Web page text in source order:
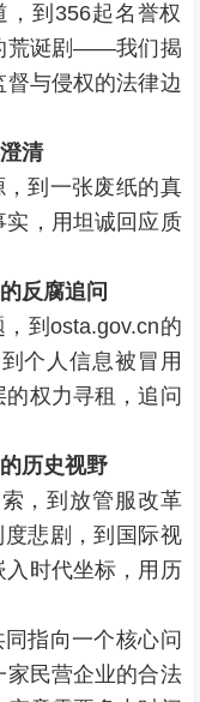
到356起名誉权
荒诞剧——我们揭
与侵权的法律边
清
到一张废纸的真
，用坦诚回应质
反腐追问
到osta.gov.cn的
个人信息被冒用
权力寻租，追问
历史视野
，到放管服改革
度悲剧，到国际视
时代坐标，用历
指向一个核心问
家民营企业的合法